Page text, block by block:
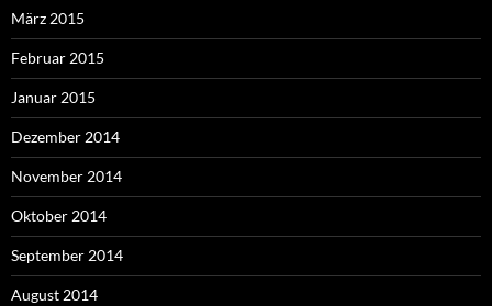
März 2015
Februar 2015
Januar 2015
Dezember 2014
November 2014
Oktober 2014
September 2014
August 2014